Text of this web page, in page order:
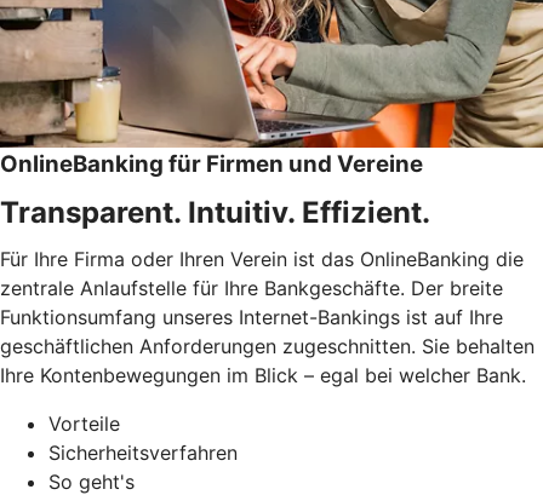
OnlineBanking für Firmen und Vereine
Transparent. Intuitiv. Effizient.
Für Ihre Firma oder Ihren Verein ist das OnlineBanking die
zentrale Anlaufstelle für Ihre Bankgeschäfte. Der breite
Funktionsumfang unseres Internet-Bankings ist auf Ihre
geschäftlichen Anforderungen zugeschnitten. Sie behalten
Ihre Kontenbewegungen im Blick – egal bei welcher Bank.
Vorteile
Sicherheitsverfahren
So geht's